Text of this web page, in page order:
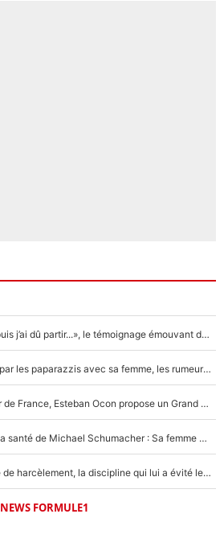
F1 : « Je lui ai fait un câlin, puis j’ai dû partir...», le témoignage émouvant de Max Verstappen sur sa fille
F1 : Charles Leclerc surpris par les paparazzis avec sa femme, les rumeurs étaient vraies !
Comme pour le final du Tour de France, Esteban Ocon propose un Grand Prix de Formule 1 à Paris : «Autour de l’Arc de Triomphe, ce serait génial» !
Nouvelle rumeur autour de la santé de Michael Schumacher : Sa femme Corinna sort du silence
F1 - Lewis Hamilton victime de harcèlement, la discipline qui lui a évité le pire : «J'aurais probablement mal tourné»
NEWS FORMULE1